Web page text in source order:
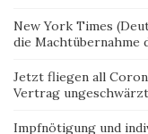
New York Times
die Machtübernahme
Jetzt fliegen all
Vertrag
Impfnötigung und